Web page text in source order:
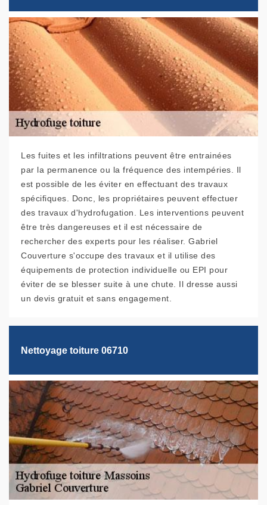
Les fuites et les infiltrations peuvent être entrainées
par la permanence ou la fréquence des intempéries. Il
est possible de les éviter en effectuant des travaux
spécifiques. Donc, les propriétaires peuvent effectuer
des travaux d'hydrofugation. Les interventions peuvent
être très dangereuses et il est nécessaire de
rechercher des experts pour les réaliser. Gabriel
Couverture s'occupe des travaux et il utilise des
équipements de protection individuelle ou EPI pour
éviter de se blesser suite à une chute. Il dresse aussi
un devis gratuit et sans engagement.
Nettoyage toiture 06710